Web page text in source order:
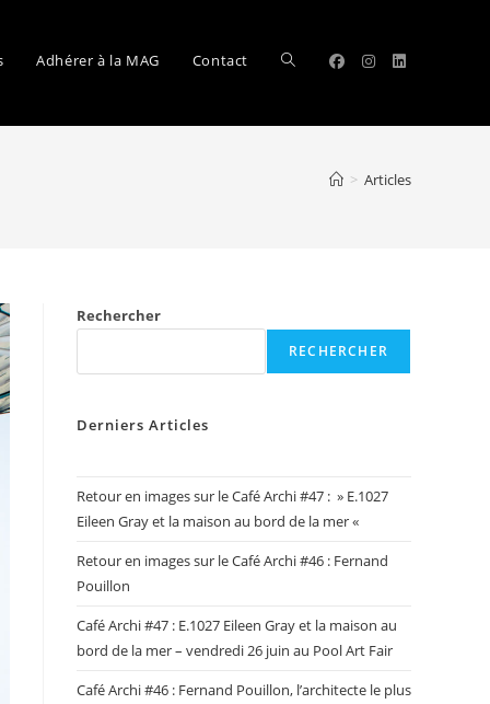
Adhérer à la MAG Contact Toggle
website > Articles
Rechercher
RECHERCHER
Derniers Articles
Retour en images sur le Café Archi #47 : » E.1027
Eileen Gray et la maison au bord de la mer «
Retour en images sur le Café Archi #46 : Fernand
Pouillon
Café Archi #47 : E.1027 Eileen Gray et la maison au
bord de la mer – vendredi 26 juin au Pool Art Fair
Café Archi #46 : Fernand Pouillon, l’architecte le plus